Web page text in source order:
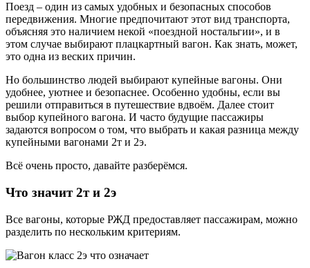
Поезд – один из самых удобных и безопасных способов
передвижения. Многие предпочитают этот вид транспорта,
объясняя это наличием некой «поездной ностальгии», и в
этом случае выбирают плацкартный вагон. Как знать, может,
это одна из веских причин.
Но большинство людей выбирают купейные вагоны. Они
удобнее, уютнее и безопаснее. Особенно удобны, если вы
решили отправиться в путешествие вдвоём. Далее стоит
выбор купейного вагона. И часто будущие пассажиры
задаются вопросом о том, что выбрать и какая разница между
купейными вагонами 2т и 2э.
Всё очень просто, давайте разберёмся.
Что значит 2т и 2э
Все вагоны, которые РЖД предоставляет пассажирам, можно
разделить по нескольким критериям.